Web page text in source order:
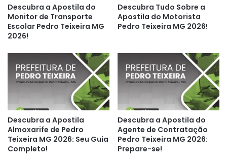
Descubra a Apostila do
Monitor de Transporte
Escolar Pedro Teixeira MG
2026!
Descubra Tudo Sobre a
Apostila do Motorista
Pedro Teixeira MG 2026!
Descubra a Apostila
Almoxarife de Pedro
Teixeira MG 2026: Seu Guia
Completo!
Descubra a Apostila do
Agente de Contratação
Pedro Teixeira MG 2026:
Prepare-se!